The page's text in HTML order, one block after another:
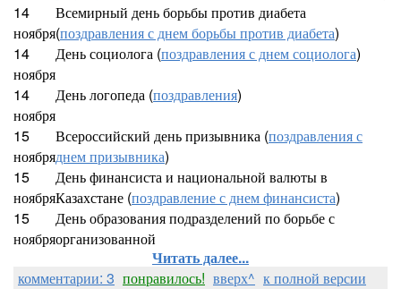
14
ноября
Всемирный день борьбы против диабета
(поздравления с днем борьбы против диабета)
14
ноября
День социолога (поздравления с днем социолога)
14
ноября
День логопеда (поздравления)
15
ноября
Всероссийский день призывника (поздравления с
днем призывника)
15
ноября
День финансиста и национальной валюты в
Казахстане (поздравление с днем финансиста)
15
ноября
День образования подразделений по борьбе с
организованной
Читать далее...
комментарии: 3 понравилось! вверх^ к полной версии